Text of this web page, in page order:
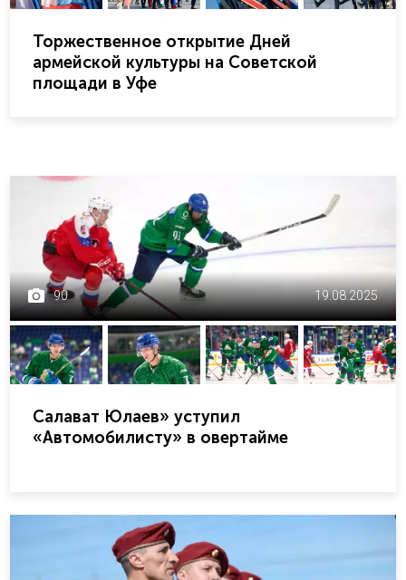
Торжественное открытие Дней
армейской культуры на Советской
площади в Уфе
90 19.08.2025
Салават Юлаев» уступил
«Автомобилисту» в овертайме